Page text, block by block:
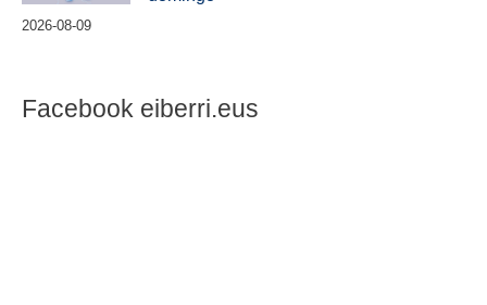
2026-08-09
Facebook eiberri.eus